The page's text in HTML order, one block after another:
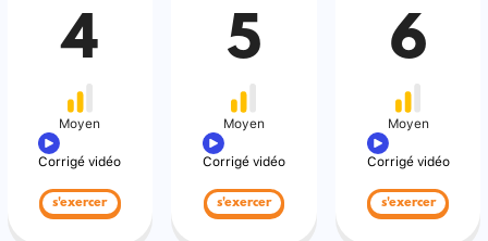
4
Moyen
Corrigé vidéo
s'exercer
5
Moyen
Corrigé vidéo
s'exercer
6
Moyen
Corrigé vidéo
s'exercer